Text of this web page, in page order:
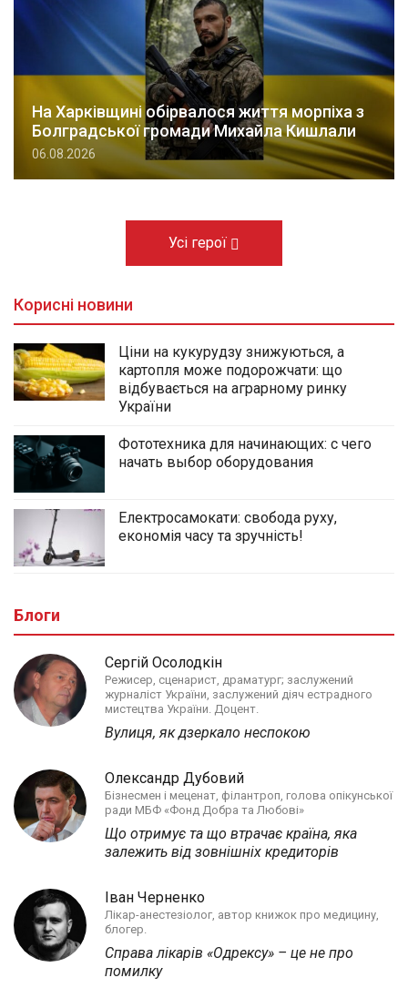
На Харківщині обірвалося життя морпіха з
Болградської громади Михайла Кишлали
06.08.2026
Усі герої
Корисні новини
Ціни на кукурудзу знижуються, а
картопля може подорожчати: що
відбувається на аграрному ринку
України
Фототехника для начинающих: с чего
начать выбор оборудования
Електросамокати: свобода руху,
економія часу та зручність!
Блоги
Сергій Осолодкін
Режисер, сценарист, драматург; заслужений
журналіст України, заслужений діяч естрадного
мистецтва України. Доцент.
Вулиця, як дзеркало неспокою
Олександр Дубовий
Бізнесмен і меценат, філантроп, голова опікунської
ради МБФ «Фонд Добра та Любові»
Що отримує та що втрачає країна, яка
залежить від зовнішніх кредиторів
Іван Черненко
Лікар-анестезіолог, автор книжок про медицину,
блогер.
Справа лікарів «Одрексу» – це не про
помилку